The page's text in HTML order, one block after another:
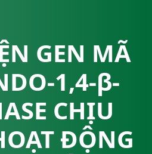
GEN MÃ
1,4-β-
CHỊU
ĐỘNG